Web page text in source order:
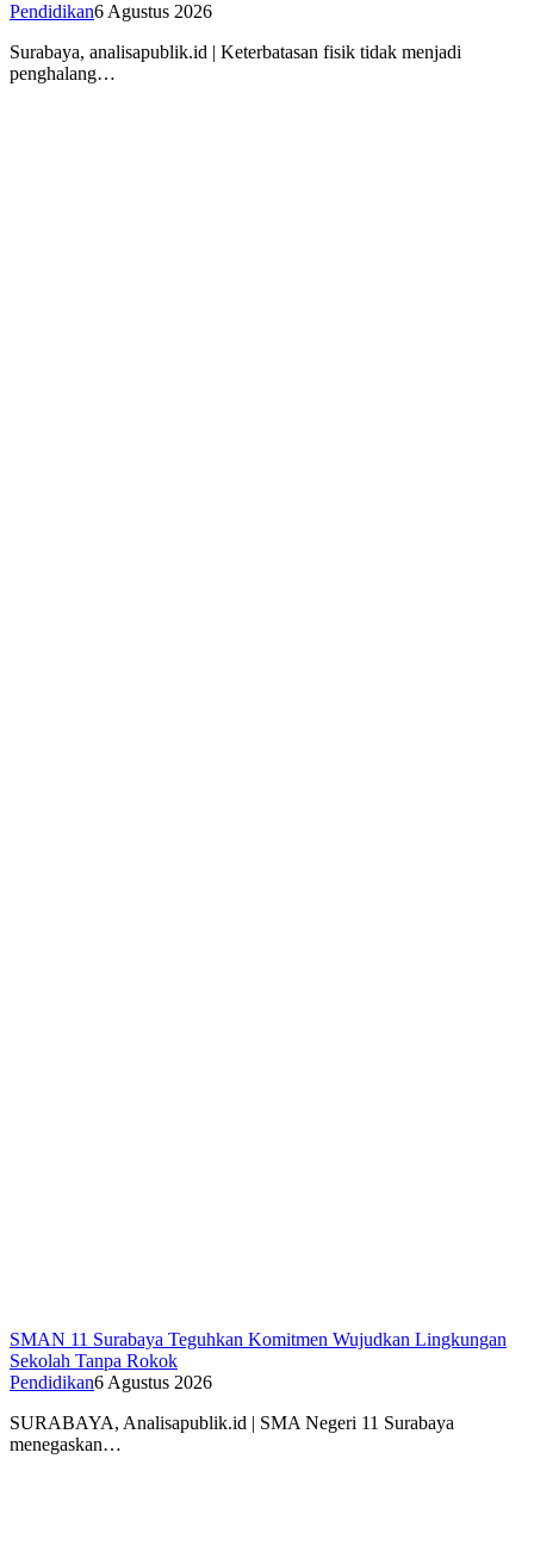
Pendidikan6 Agustus 2026
Surabaya, analisapublik.id | Keterbatasan fisik tidak menjadi
penghalang…
SMAN 11 Surabaya Teguhkan Komitmen Wujudkan Lingkungan
Sekolah Tanpa Rokok
Pendidikan6 Agustus 2026
SURABAYA, Analisapublik.id | SMA Negeri 11 Surabaya
menegaskan…